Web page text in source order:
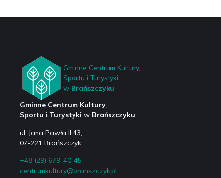
Gminne Centrum Kultury,
Sportu i Turystyki
w Brańszczyku
Gminne Centrum Kultury,
Sportu i Turystyki w Brańszczyku
ul. Jana Pawła II 43,
07-221 Brańszczyk
+48 (29) 679-40-45
centrumkultury@branszczyk.pl